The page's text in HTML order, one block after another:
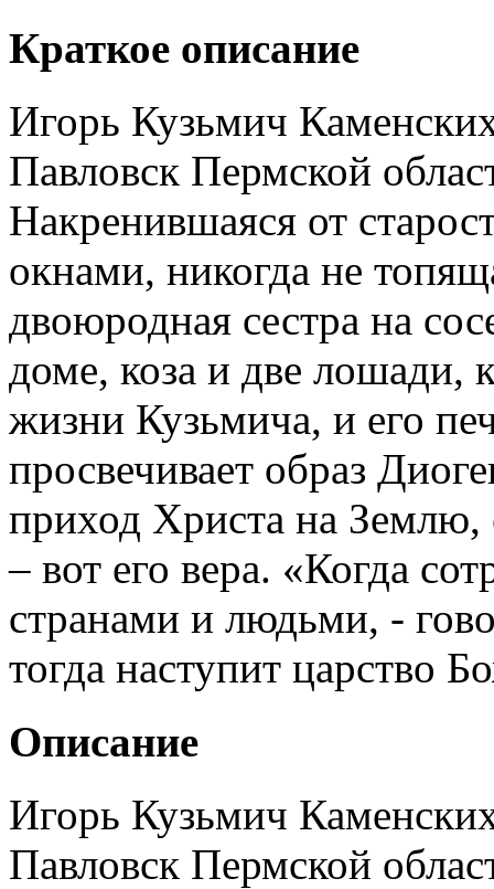
Краткое описание
Игорь Кузьмич
Павловск Пермской
Накренившаяся от
окнами, никогда не
двоюродная сестра на
доме, коза и две лошади,
жизни Кузьмича, и его
просвечивает образ
приход Христа на
– вот его вера. «Когда
странами и людьми, -
тогда наступит царство
Описание
Игорь Кузьмич
Павловск Пермской